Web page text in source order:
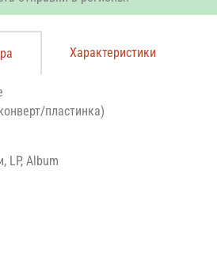
Характеристики
пластинка)
LP, Album